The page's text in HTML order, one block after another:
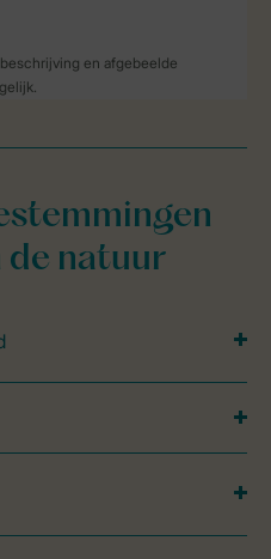
en afgebeelde
de natuur